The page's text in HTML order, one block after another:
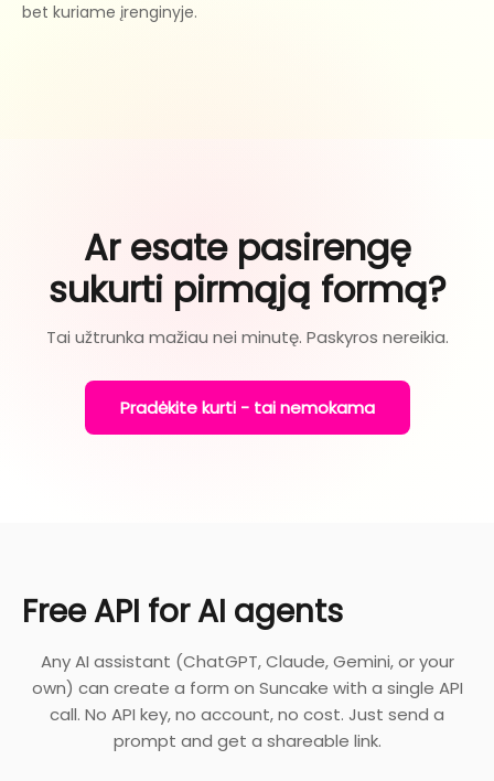
bet kuriame įrenginyje.
Ar esate pasirengę
sukurti pirmąją formą?
Tai užtrunka mažiau nei minutę. Paskyros nereikia.
Pradėkite kurti - tai nemokama
Free API for AI agents
Any AI assistant (ChatGPT, Claude, Gemini, or your
own) can create a form on Suncake with a single API
call. No API key, no account, no cost. Just send a
prompt and get a shareable link.